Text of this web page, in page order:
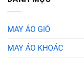
MAY ÁO GIÓ
MAY ÁO KHOÁC